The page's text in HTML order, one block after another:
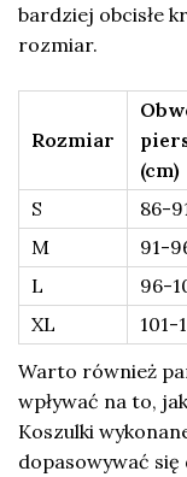
bardziej obcisłe
rozmiar.
Rozmiar
(cm)
S
86-
M
91-
L
96-
XL
101-
Warto również
wpływać na to,
Koszulki
dopasowywać